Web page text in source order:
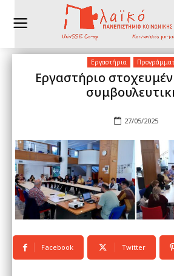
Εργαστήρια
Εργαστήριο
27/05/2025
Facebook Twitter